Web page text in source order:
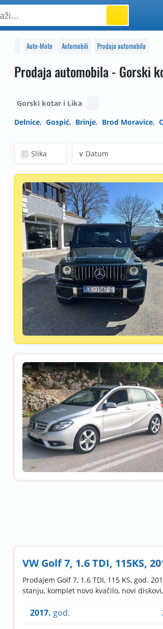
Auto-Moto Automobili Prodaja automobila
Prodaja automobila - Gorski
Gorski kotar i Lika
Delnice
Gospić Brinje Brod Moravice
Slika
VW Golf 7, 1.6 TDI, 115KS,
Prodajem Golf 7, 1.6 TDI, 115 KS, god.
stanju, komplet novo kvačilo, novi
2017. god.